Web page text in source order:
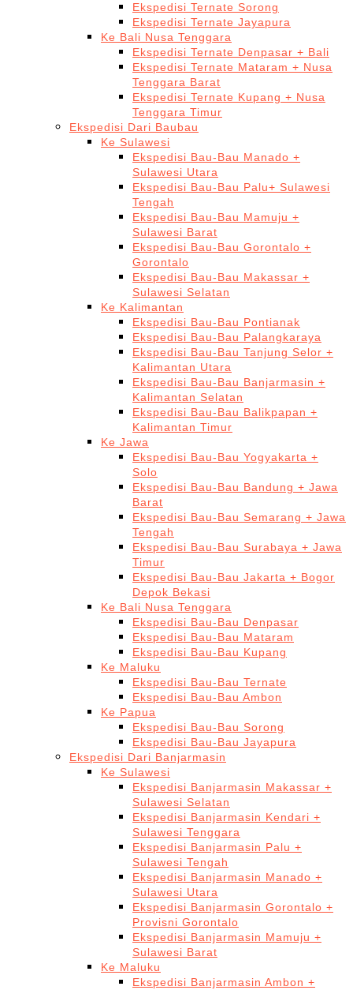
Ekspedisi Ternate Sorong
Ekspedisi Ternate Jayapura
Ke Bali Nusa Tenggara
Ekspedisi Ternate Denpasar + Bali
Ekspedisi Ternate Mataram + Nusa
Tenggara Barat
Ekspedisi Ternate Kupang + Nusa
Tenggara Timur
Ekspedisi Dari Baubau
Ke Sulawesi
Ekspedisi Bau-Bau Manado +
Sulawesi Utara
Ekspedisi Bau-Bau Palu+ Sulawesi
Tengah
Ekspedisi Bau-Bau Mamuju +
Sulawesi Barat
Ekspedisi Bau-Bau Gorontalo +
Gorontalo
Ekspedisi Bau-Bau Makassar +
Sulawesi Selatan
Ke Kalimantan
Ekspedisi Bau-Bau Pontianak
Ekspedisi Bau-Bau Palangkaraya
Ekspedisi Bau-Bau Tanjung Selor +
Kalimantan Utara
Ekspedisi Bau-Bau Banjarmasin +
Kalimantan Selatan
Ekspedisi Bau-Bau Balikpapan +
Kalimantan Timur
Ke Jawa
Ekspedisi Bau-Bau Yogyakarta +
Solo
Ekspedisi Bau-Bau Bandung + Jawa
Barat
Ekspedisi Bau-Bau Semarang + Jawa
Tengah
Ekspedisi Bau-Bau Surabaya + Jawa
Timur
Ekspedisi Bau-Bau Jakarta + Bogor
Depok Bekasi
Ke Bali Nusa Tenggara
Ekspedisi Bau-Bau Denpasar
Ekspedisi Bau-Bau Mataram
Ekspedisi Bau-Bau Kupang
Ke Maluku
Ekspedisi Bau-Bau Ternate
Ekspedisi Bau-Bau Ambon
Ke Papua
Ekspedisi Bau-Bau Sorong
Ekspedisi Bau-Bau Jayapura
Ekspedisi Dari Banjarmasin
Ke Sulawesi
Ekspedisi Banjarmasin Makassar +
Sulawesi Selatan
Ekspedisi Banjarmasin Kendari +
Sulawesi Tenggara
Ekspedisi Banjarmasin Palu +
Sulawesi Tengah
Ekspedisi Banjarmasin Manado +
Sulawesi Utara
Ekspedisi Banjarmasin Gorontalo +
Provisni Gorontalo
Ekspedisi Banjarmasin Mamuju +
Sulawesi Barat
Ke Maluku
Ekspedisi Banjarmasin Ambon +